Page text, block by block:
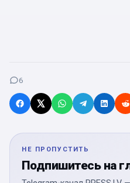
6
НЕ ПРОПУСТИТЬ
Подпишитесь на